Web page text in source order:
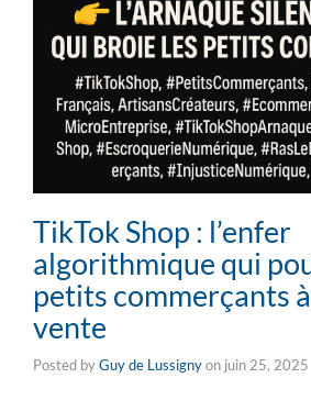
TikTok Shop : l’enfer
algorithmique qui
petits commerçants
vente
Posted byGuy de Lussignyon juin 25, 2025